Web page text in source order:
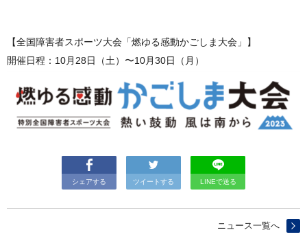
【全国障害者スポーツ大会「燃ゆる感動かごしま大会」】
開催日程：10月28日（土）〜10月30日（月）
シェアする ツイートする LINEで送る
ニュース一覧へ